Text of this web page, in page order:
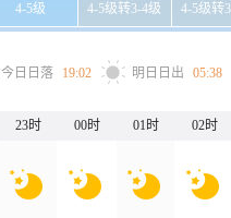
4-5级 4-5级转3-4级 4-5级转
今日日落 19:02 明日日出 05:38
23时 00时 01时 02时